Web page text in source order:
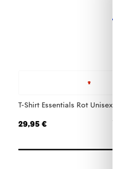
T-Shirt Essentials Rot Unisex
29,95 €